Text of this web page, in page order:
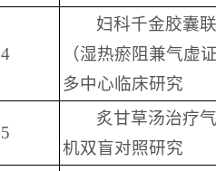
4
妇科千金胶囊
（湿热瘀阻兼气虚
多中心临床研究
5
炙甘草汤治疗
机双盲对照研究